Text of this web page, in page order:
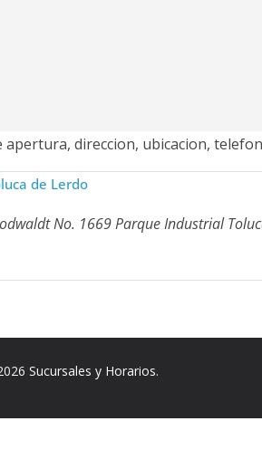
apertura, direccion, ubicacion,
de Lerdo
No. 1669 Parque Industrial
Sucursales y Horarios.